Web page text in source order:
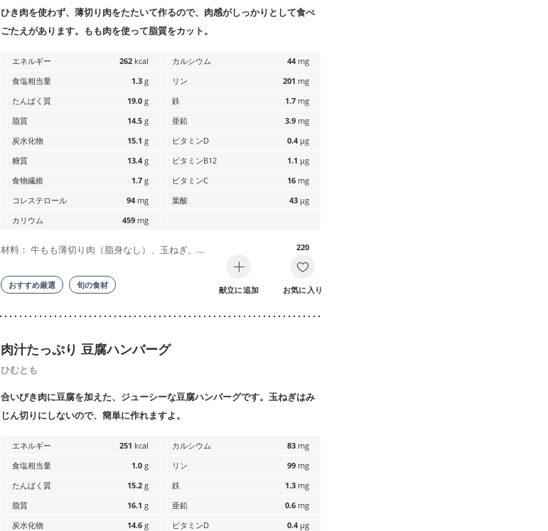
ひき肉を使わず、薄切り肉をたたいて作るので、肉感がしっかりとして食べ
ごたえがあります。もも肉を使って脂質をカット。
エネルギー 262 kcal
食塩相当量
1.3 g
たんぱく質
19.0 g
脂質
14.5 g
炭水化物
15.1 g
糖質
13.4 g
食物繊維
1.7 g
コレステロール
94 mg
カリウム
459 mg
カルシウム 44 mg
リン
201 mg
鉄
1.7 mg
亜鉛
3.9 mg
ビタミンD
0.4 µg
ビタミンB12
1.1 µg
ビタミンC
16 mg
葉酸
43 µg
材料： 牛もも薄切り肉（脂身なし）、玉ねぎ、…
おすすめ厳選 旬の食材 献立に追加
220
お気に入り
肉汁たっぷり 豆腐ハンバーグ
ひむとも
合いびき肉に豆腐を加えた、ジューシーな豆腐ハンバーグです。玉ねぎはみ
じん切りにしないので、簡単に作れますよ。
エネルギー 251 kcal
食塩相当量
1.0 g
たんぱく質
15.2 g
脂質
16.1 g
炭水化物
14.6 g
カルシウム 83 mg
リン
99 mg
鉄
1.3 mg
亜鉛
0.6 mg
ビタミンD
0.4 µg